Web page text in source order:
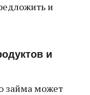
и
и
займа может